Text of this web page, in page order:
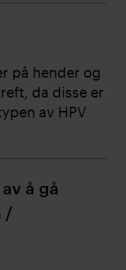
på hender og
da disse er
av HPV
å gå
/